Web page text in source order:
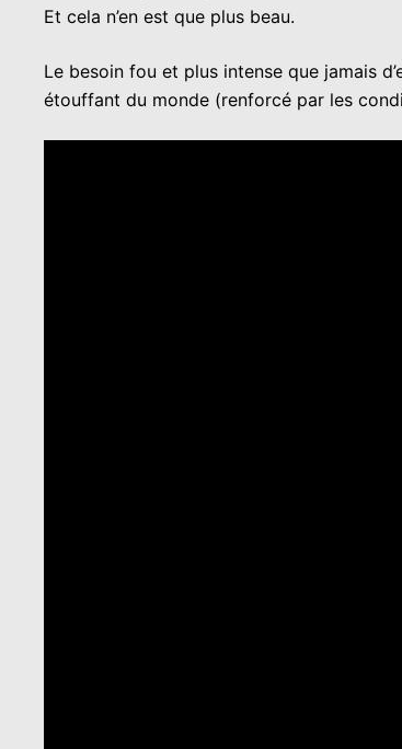
Et cela n’en est que plus beau.
Le besoin fou et plus intense que jamais
étouffant du monde (renforcé par les